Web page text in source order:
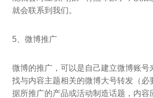
就会联系到我们。
5、微博推广
微博的推广，可以是自己建立微博账号
找与内容主题相关的微博大号转发（必
据所推广的产品或活动制造话题，内容